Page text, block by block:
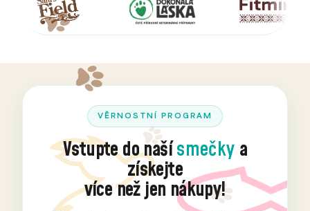
VĚRNOSTNÍ PROGRAM
Vstupte do našísmečky a
získejte
více než jen nákupy!